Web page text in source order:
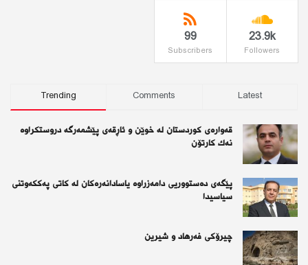
23.9k
Followers
99
Subscribers
Trending Comments Latest
قەوارەی كوردستان لە خوێن و ئاڕقەی پێشمەرگە دروستكراوە
نەك كارتۆن
پێگەی دەستووریی دامەزراوە یاسادانەرەكان لە كاتی پەككەوتنی
سیاسیدا
چیرۆكی فەرهاد و شیرین